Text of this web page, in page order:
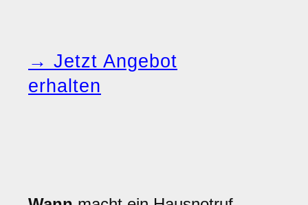
→ Jetzt Angebot
erhalten